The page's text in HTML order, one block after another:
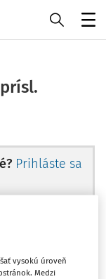
Prihláste sa
len
vysokú úroveň
Medzi